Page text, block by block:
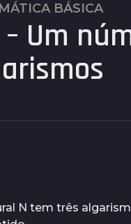
BÁSICA
– Um
N tem três